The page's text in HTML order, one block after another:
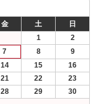
金 土 日
1
2
7 8
9
14 15
16
21 22
23
28 29
30